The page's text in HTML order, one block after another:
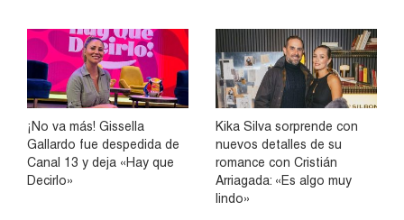
¡No va más! Gissella
Gallardo fue despedida de
Canal 13 y deja «Hay que
Decirlo»
Kika Silva sorprende con
nuevos detalles de su
romance con Cristián
Arriagada: «Es algo muy
lindo»